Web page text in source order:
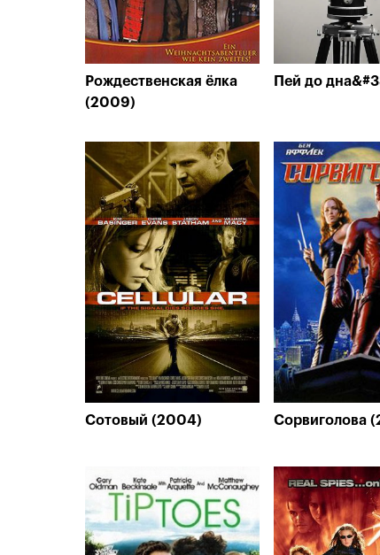
Рождественская ёлка
(2009)
Пей до
Сотовый (2004) Сорвиголова